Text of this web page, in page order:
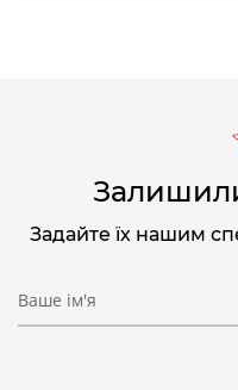
Задайте їх нашим
Ваше ім'я